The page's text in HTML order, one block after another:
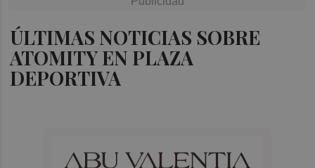
ÚLTIMAS NOTICIAS SOBRE
ATOMITY EN PLAZA
DEPORTIVA